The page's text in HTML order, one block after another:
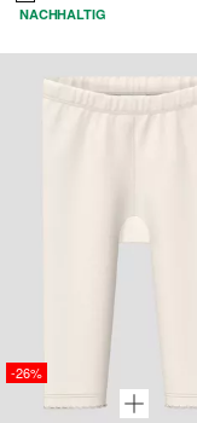
NACHHALTIG
-26%